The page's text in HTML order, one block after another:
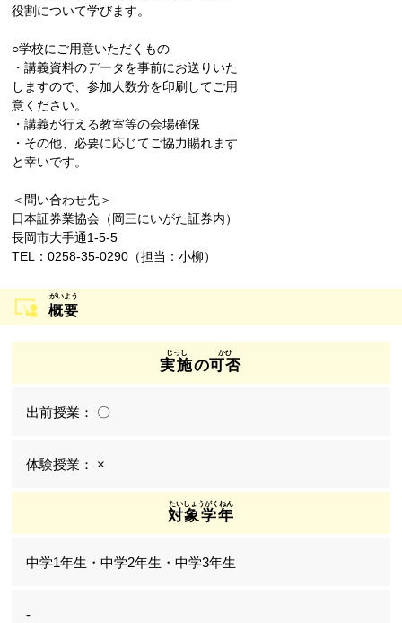
役割について学びます。
○学校にご用意いただくもの
・講義資料のデータを事前にお送りいた
しますので、参加人数分を印刷してご用
意ください。
・講義が行える教室等の会場確保
・その他、必要に応じてご協力賜れます
と幸いです。
＜問い合わせ先＞
日本証券業協会（岡三にいがた証券内）
長岡市大手通1-5-5
TEL：0258-35-0290（担当：小柳）
概要
実施の可否
〇
×
対象学年
中学1年生・中学2年生・中学3年生
-